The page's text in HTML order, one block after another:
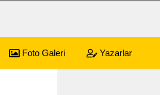
01:17
Foto Galeri Yazarlar